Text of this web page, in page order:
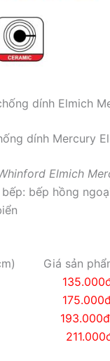
dính Elmich
dính Mercury
Elmich
bếp hồng
Giá sản